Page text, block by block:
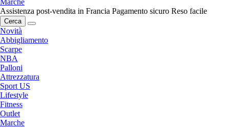
Marche
Assistenza post-vendita in Francia Pagamento sicuro Reso facile
Cerca
Novità
Abbigliamento
Scarpe
NBA
Palloni
Attrezzatura
Sport US
Lifestyle
Fitness
Outlet
Marche